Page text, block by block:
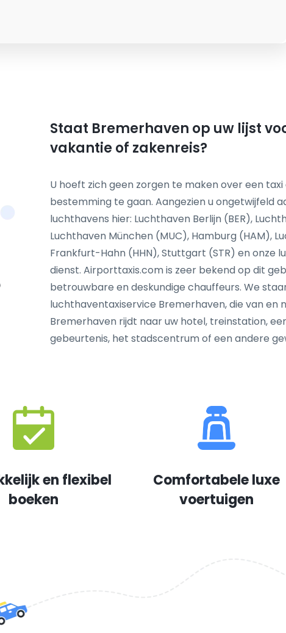
Staat Bremerhaven op uw lijst
vakantie of zakenreis?
U hoeft zich geen zorgen te maken over een
bestemming te gaan. Aangezien u ongetwijfeld
luchthavens hier: Luchthaven Berlijn (BER),
Luchthaven München (MUC), Hamburg (HAM),
Frankfurt-Hahn (HHN), Stuttgart (STR) en onze
dienst. Airporttaxis.com is zeer bekend op dit
betrouwbare en deskundige chauffeurs. We
luchthaventaxiservice Bremerhaven, die van en
Bremerhaven rijdt naar uw hotel, treinstation,
gebeurtenis, het stadscentrum of een andere
en flexibel
boeken
Comfortabele luxe
voertuigen